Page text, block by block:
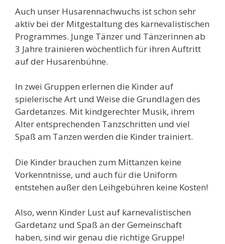
Auch unser Husarennachwuchs ist schon sehr
aktiv bei der Mitgestaltung des karnevalistischen
Programmes. Junge Tänzer und Tänzerinnen ab
3 Jahre trainieren wöchentlich für ihren Auftritt
auf der Husarenbühne.
In zwei Gruppen erlernen die Kinder auf
spielerische Art und Weise die Grundlagen des
Gardetanzes. Mit kindgerechter Musik, ihrem
Alter entsprechenden Tanzschritten und viel
Spaß am Tanzen werden die Kinder trainiert.
Die Kinder brauchen zum Mittanzen keine
Vorkenntnisse, und auch für die Uniform
entstehen außer den Leihgebühren keine Kosten!
Also, wenn Kinder Lust auf karnevalistischen
Gardetanz und Spaß an der Gemeinschaft
haben, sind wir genau die richtige Gruppe!